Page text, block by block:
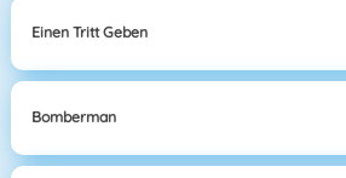
Einen Tritt Geben
Bomberman